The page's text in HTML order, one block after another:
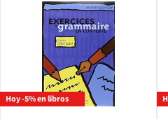
Hoy -5% en libros